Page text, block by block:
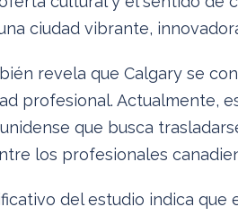
ciudad vibrante,
revela que Calgary se
profesional. Actualmente,
que busca
los profesionales
del estudio indica que